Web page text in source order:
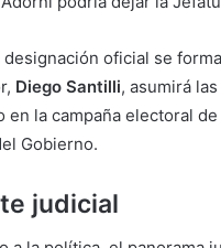
designación oficial se
Diego Santilli, asumirá
en la campaña electoral
Gobierno.
judicial